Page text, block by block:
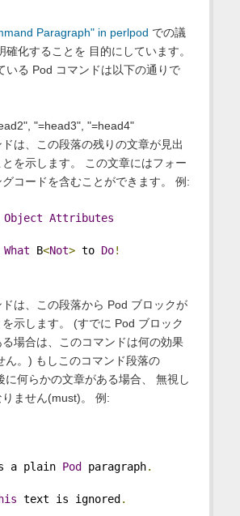
Paragraph" in perlpod での議
確化することを 目的にしています。
いる Pod コマンドは以下の通りで
"=head3", "=head4"
ドは、この段落の残りの文章が見出
とを示します。 この文章にはフォー
コードを含むことができます。 例:
Object Attributes
What B<Not> to Do!
ドは、この段落から Pod ブロックが
示します。 (すでに Pod ブロック
場合は、このコマンドは何の効果
ん。) もしこのコマンド段落の
に何らかの文章がある場合、 無視し
ません(must)。 例:
a plain Pod paragraph.
text is ignored .